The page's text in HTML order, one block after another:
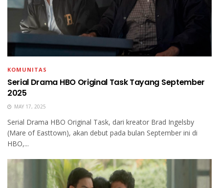
KOMUNITAS
Serial Drama HBO Original Task Tayang September
2025
MAY 17, 2025
Serial Drama HBO Original Task, dari kreator Brad Ingelsby
(Mare of Easttown), akan debut pada bulan September ini di
HBO,...